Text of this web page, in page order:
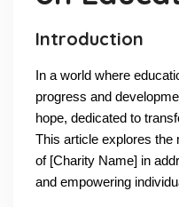
Introduction
In a world where
progress and
hope, dedicated to
This article explores the
of [Charity Name] in
and empowering